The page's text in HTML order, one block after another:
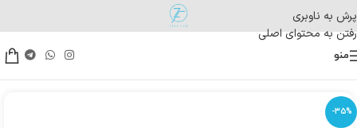
پرش به ناوبری
رفتن به محتوای اصلی
منو
-35%